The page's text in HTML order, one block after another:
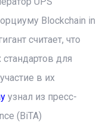
Blockchain in
считает, что
для
в их
узнал из пресс-
(BiTA)